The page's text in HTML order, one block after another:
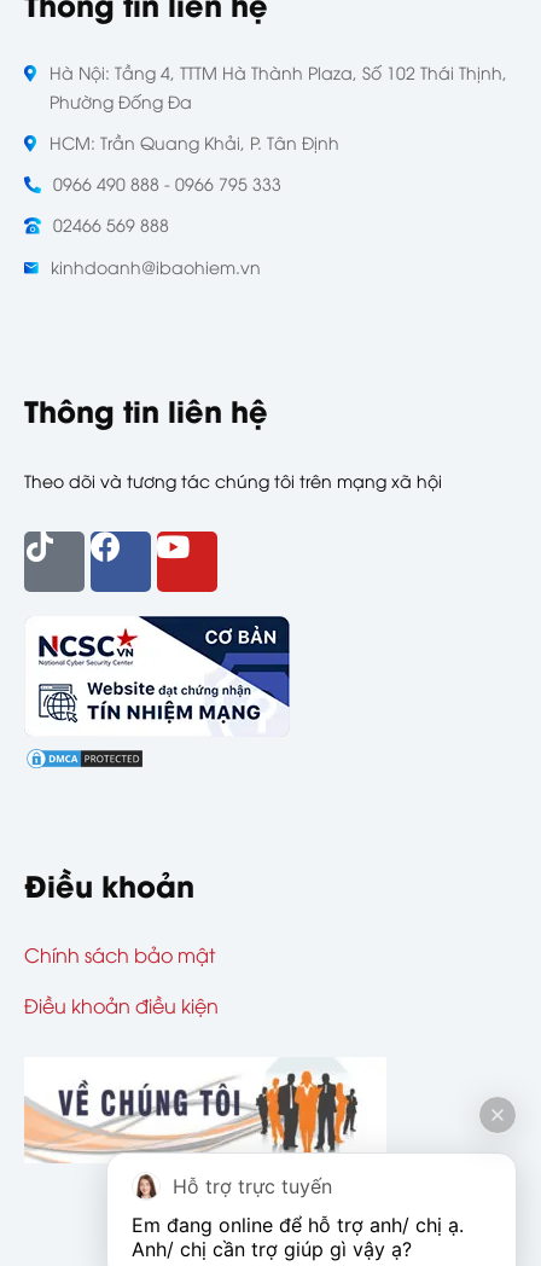
Hà Nội: Tầng 4, TTTM Hà Thành Plaza, Số 102 Thái Thịnh,
Phường Đống Đa
HCM: Trần Quang Khải, P. Tân Định
0966 490 888 - 0966 795 333
02466 569 888
kinhdoanh@ibaohiem.vn
Thông tin liên hệ
Theo dõi và tương tác chúng tôi trên mạng xã hội
Điều khoản
Chính sách bảo mật
Điều khoản điều kiện
Hỗ trợ trực tuyến
Em đang online để hỗ trợ anh/ chị ạ.
Anh/ chị cần trợ giúp gì vậy ạ?